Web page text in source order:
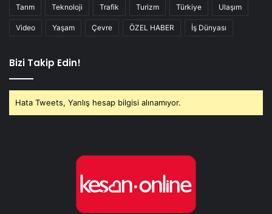
Tarım Teknoloji Trafik Turizm Türkiye Ulaşım
Video Yaşam Çevre ÖZEL HABER İş Dünyası
Bizi Takip Edin!
Hata Tweets, Yanlış hesap bilgisi alınamıyor.